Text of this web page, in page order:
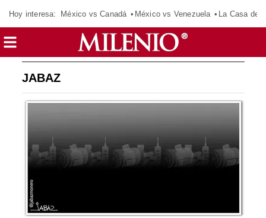
Hoy interesa: México vs Canadá México vs Venezuela La Casa de
JABAZ